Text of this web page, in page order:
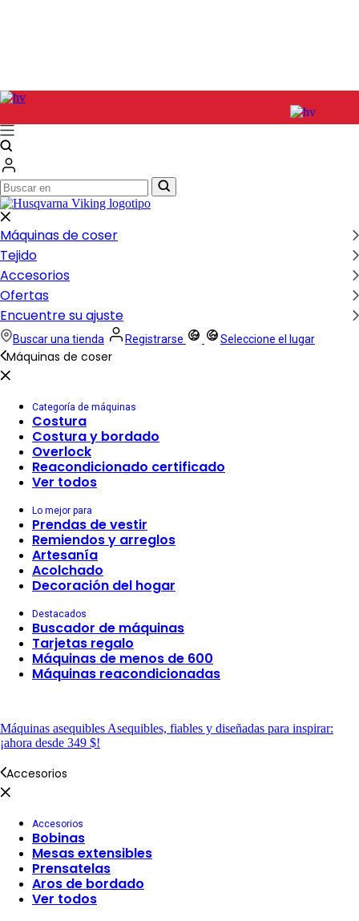
Buscar
en
Buscar
en
Máquinas de coser
Tejido
Accesorios
Ofertas
Encuentre su ajuste
Buscar una tienda Registrarse Seleccione el lugar
Máquinas de coser
Categoría de máquinas
Costura
Costura y bordado
Overlock
Reacondicionado certificado
Ver todos
Lo mejor para
Prendas de vestir
Remiendos y arreglos
Artesanía
Acolchado
Decoración del hogar
Destacados
Buscador de máquinas
Tarjetas regalo
Máquinas de menos de 600
Máquinas reacondicionadas
Máquinas asequibles Asequibles, fiables y diseñadas para inspirar:
¡ahora desde 349 $!
Accesorios
Accesorios
Bobinas
Mesas extensibles
Prensatelas
Aros de bordado
Ver todos